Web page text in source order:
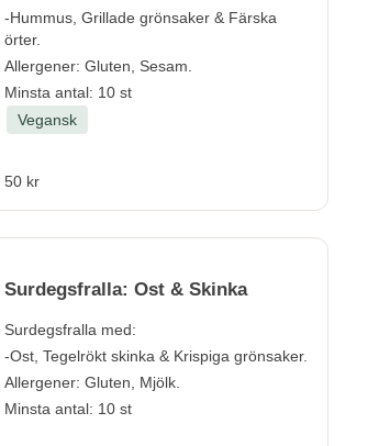
-Hummus, Grillade grönsaker & Färska
örter.
Allergener: Gluten, Sesam.
Minsta antal: 10 st
Vegansk
50 kr
Surdegsfralla: Ost & Skinka
Surdegsfralla med:
-Ost, Tegelrökt skinka & Krispiga grönsaker.
Allergener: Gluten, Mjölk.
Minsta antal: 10 st